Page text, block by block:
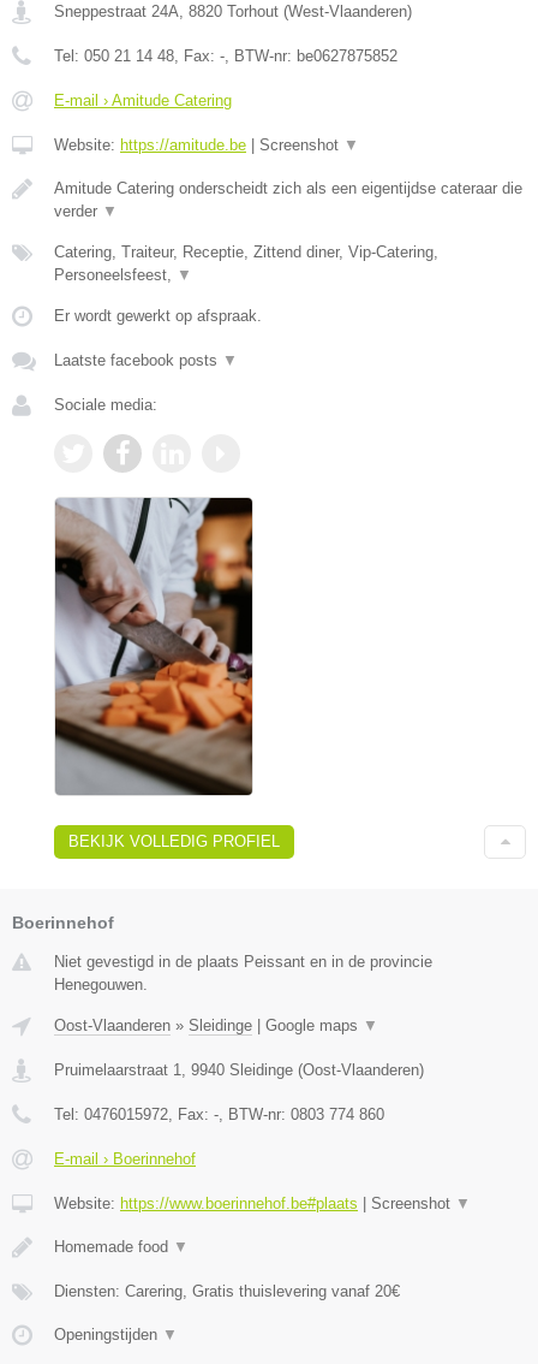
Sneppestraat 24A 8820 Torhout (West-Vlaanderen)
Tel: 050 21 14 48 , Fax: - , BTW-nr: be0627875852
E-mail › Amitude Catering
Website: https://amitude.be Screenshot ▼
Amitude Catering onderscheidt zich als een eigentijdse cateraar die
verder ▼
Catering, Traiteur, Receptie, Zittend diner, Vip-Catering,
Personeelsfeest,
▼
Er wordt gewerkt op afspraak.
Laatste facebook posts ▼
Sociale media:
BEKIJK VOLLEDIG PROFIEL
Boerinnehof
Niet gevestigd in de plaats Peissant en in de provincie
Henegouwen.
Oost-Vlaanderen » Sleidinge Google maps ▼
Pruimelaarstraat 1 9940 Sleidinge (Oost-Vlaanderen)
Tel: 0476015972 , Fax: - , BTW-nr: 0803 774 860
E-mail › Boerinnehof
Website: https://www.boerinnehof.be#plaats Screenshot ▼
Homemade food ▼
Diensten: Carering, Gratis thuislevering vanaf 20€
Openingstijden ▼